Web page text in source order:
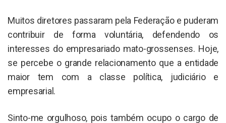
Muitos diretores passaram pela Federação e puderam
contribuir de forma voluntária, defendendo os
interesses do empresariado mato-grossenses. Hoje,
se percebe o grande relacionamento que a entidade
maior tem com a classe política, judiciário e
empresarial.
Sinto-me orgulhoso, pois também ocupo o cargo de